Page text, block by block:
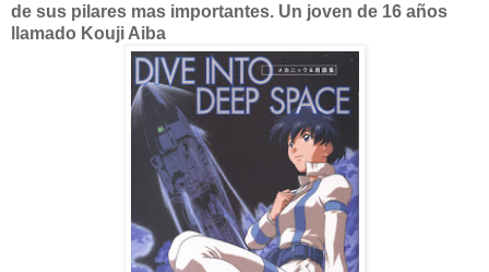
de sus pilares mas importantes. Un joven de 16 años
llamado Kouji Aiba